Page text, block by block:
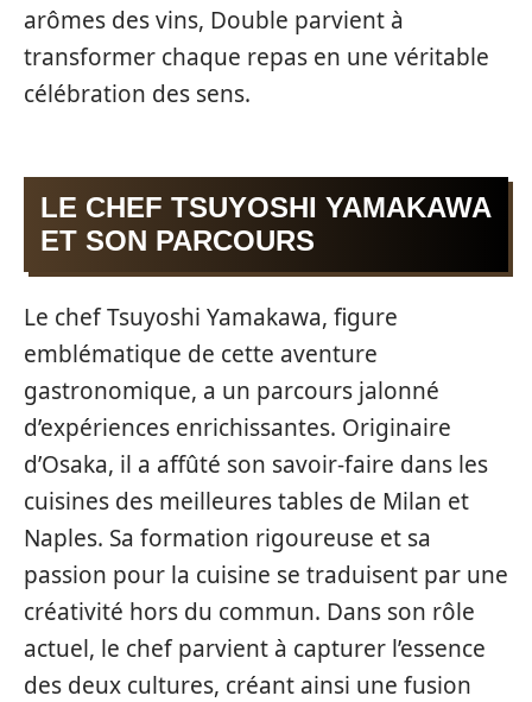
arômes des vins, Double parvient à
transformer chaque repas en une véritable
célébration des sens.
LE CHEF TSUYOSHI YAMAKAWA
ET SON PARCOURS
Le chef Tsuyoshi Yamakawa, figure
emblématique de cette aventure
gastronomique, a un parcours jalonné
d’expériences enrichissantes. Originaire
d’Osaka, il a affûté son savoir-faire dans les
cuisines des meilleures tables de Milan et
Naples. Sa formation rigoureuse et sa
passion pour la cuisine se traduisent par une
créativité hors du commun. Dans son rôle
actuel, le chef parvient à capturer l’essence
des deux cultures, créant ainsi une fusion